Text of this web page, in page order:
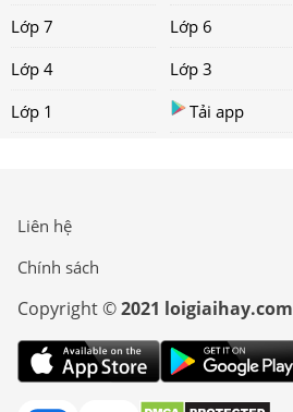
Lớp 7
Lớp 6
Lớp 4
Lớp 3
Lớp 1
Tải app
Liên hệ
Chính sách
Copyright ©2021 loigiaihay.com